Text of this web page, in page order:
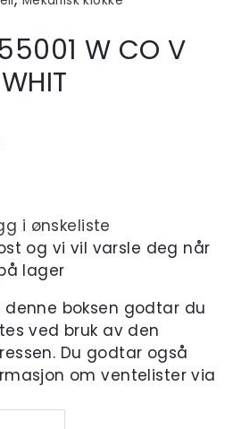
W CO V
i ønskeliste
og vi vil varsle deg når
lager
denne boksen godtar du
ved bruk av den
Du godtar også
om ventelister via